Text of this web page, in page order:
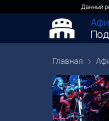
Данный
Главная